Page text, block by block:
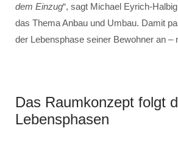
dem Einzug“, sagt Michael Eyrich-
das Thema Anbau und Umbau. Damit
der Lebensphase seiner Bewohner an –
Das Raumkonzept folgt
Lebensphasen